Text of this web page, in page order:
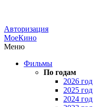
Авторизация
МоеКино
Меню
Фильмы
По годам
2026 год
2025 год
2024 год